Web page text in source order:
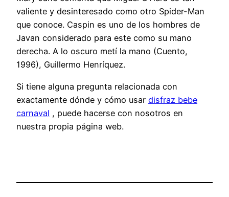
valiente y desinteresado como otro Spider-Man
que conoce. Caspin es uno de los hombres de
Javan considerado para este como su mano
derecha. A lo oscuro metí la mano (Cuento,
1996), Guillermo Henríquez.
Si tiene alguna pregunta relacionada con
exactamente dónde y cómo usar disfraz bebe
carnaval , puede hacerse con nosotros en
nuestra propia página web.